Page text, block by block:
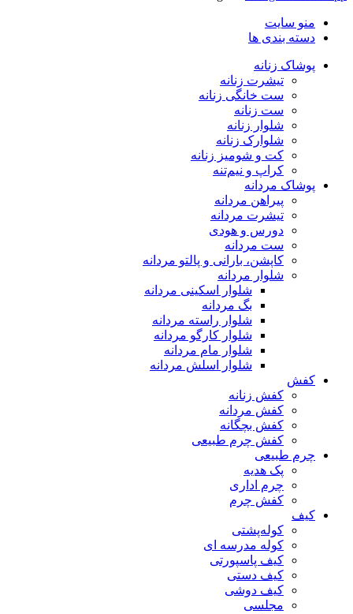
منو سایت
دسته بندی ها
پوشاک زنانه
تیشرت زنانه
ست خانگی زنانه
ست زنانه
شلوار زنانه
شلوارک زنانه
کت و شومیز زنانه
کراپ و نیم‌تنه
پوشاک مردانه
پیراهن مردانه
تیشرت مردانه
دورس و هودی
ست مردانه
کاپشن، بارانی و پالتو مردانه
شلوار مردانه
شلوار اسکینی مردانه
بگ مردانه
شلوار راسته مردانه
شلوار کارگو مردانه
شلوار مام مردانه
شلوار اسلش مردانه
کفش
کفش زنانه
کفش مردانه
کفش بچگانه
کفش چرم طبیعی
چرم طبیعی
پک هدیه
چرم اداری
کفش چرم
کیف
کوله‌پشتی
کوله مدرسه ای
کیف پاسپورتی
کیف دستی
کیف دوشی
مجلسی